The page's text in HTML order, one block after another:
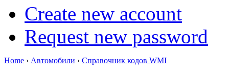
Create new account
Request new password
Home › Автомобили › Справочник кодов WMI